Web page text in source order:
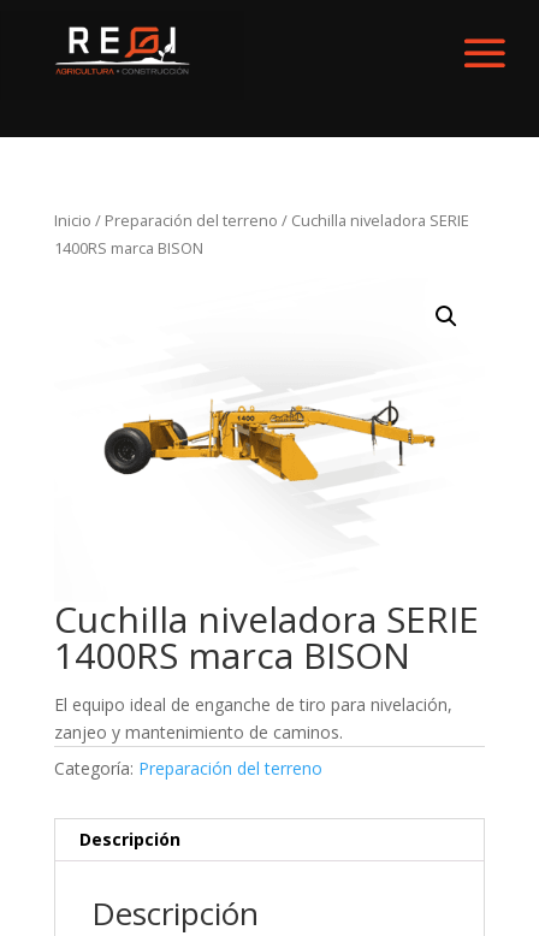
Inicio / Preparación del terreno / Cuchilla niveladora SERIE
1400RS marca BISON
Cuchilla niveladora SERIE
1400RS marca BISON
El equipo ideal de enganche de tiro para nivelación,
zanjeo y mantenimiento de caminos.
Categoría: Preparación del terreno
Descripción
Descripción